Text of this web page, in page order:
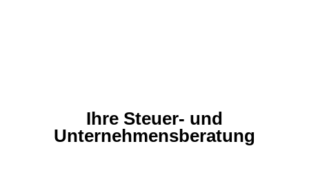
Ihre Steuer- und
Unternehmensberatung